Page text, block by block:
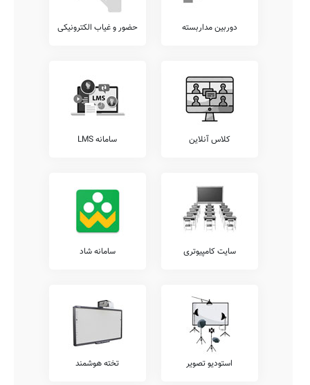
دوربین مداربسته حضور و غیاب الکترونیکی
کلاس آنلاین سامانه LMS
سایت کامپیوتری سامانه شاد
استودیو تصویر تخته هوشمند